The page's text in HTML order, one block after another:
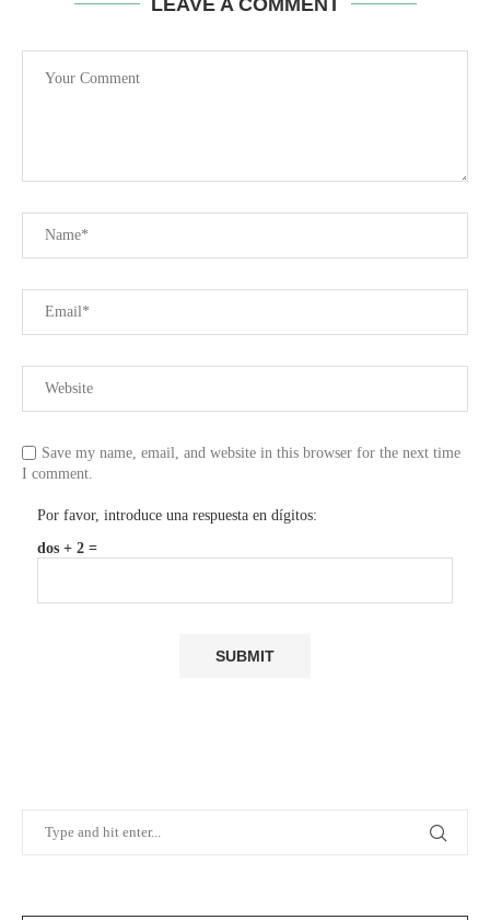
LEAVE A COMMENT
Save my name, email, and website in this browser for the next time
I comment.
Por favor, introduce una respuesta en dígitos:
dos + 2 =